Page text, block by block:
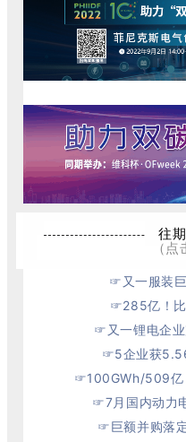
往
（
☞ 又一服装
☞285亿！
☞ 又一锂电企
☞5企业获
☞100GWh/509亿
☞7月国内动力
☞巨额并购落定